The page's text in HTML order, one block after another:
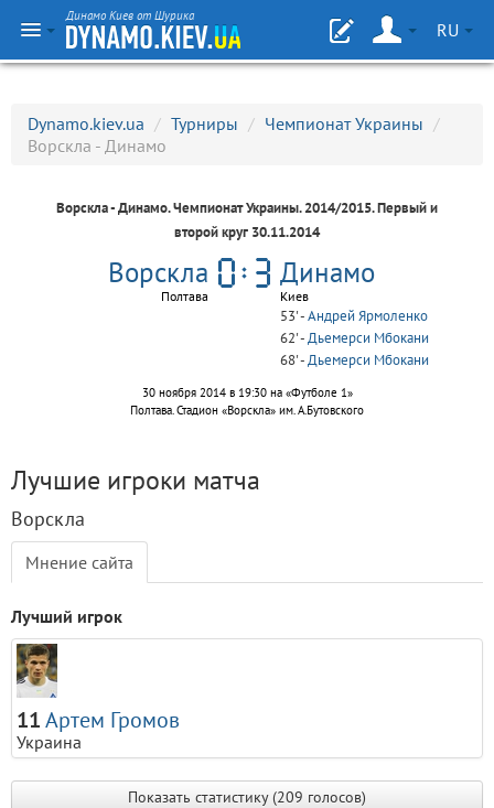
Динамо Киев от Шурика
RU
Dynamo.kiev.ua / Турниры / Чемпионат Украины /
Ворскла - Динамо
Ворскла - Динамо.Чемпионат Украины. 2014/2015. Первый и
второй круг 30.11.2014
Ворскла
Полтава
Динамо
Киев
53' -Андрей Ярмоленко
62' -Дьемерси Мбокани
68' -Дьемерси Мбокани
30 ноября 2014 в 19:30 на «Футболе 1»
Полтава. Стадион «Ворскла» им. А.Бутовского
Лучшие игроки матча
Ворскла
Мнение сайта
Лучший игрок
11Артем Громов
Украина
Показать статистику (209 голосов)